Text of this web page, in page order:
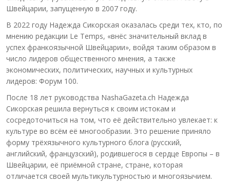
Швейцарии, запущенную в 2007 году.
В 2022 году Надежда Сикорская оказалась среди тех, кто, по
мнению редакции Le Temps, «внёс значительный вклад в
успех франкоязычной Швейцарии», войдя таким образом в
число лидеров общественного мнения, а также
экономических, политических, научных и культурных
лидеров: Форум 100.
После 18 лет руководства NashaGazeta.ch Надежда
Сикорская решила вернуться к своим истокам и
сосредоточиться на том, что её действительно увлекает: к
культуре во всём её многообразии. Это решение приняло
форму трёхязычного культурного блога (русский,
английский, французский), родившегося в сердце Европы – в
Швейцарии, её приёмной стране, стране, которая
отличается своей мультикультурностью и многоязычием.